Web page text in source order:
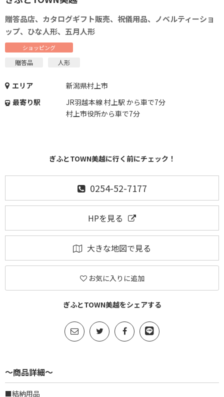
贈答品店、カタログギフト販売、祝儀用品、ノベルティーショ
ップ、ひな人形、五月人形
ショッピング
贈答品 人形
エリア
新潟県村上市
最寄り駅
JR羽越本線 村上駅 から車で7分
村上市役所から車で7分
ぎふとTOWN美越に行く前にチェック！
0254-52-7177
HPを見る
大きな地図で見る
お気に入りに追加
ぎふとTOWN美越をシェアする
～商品詳細～
■結納用品